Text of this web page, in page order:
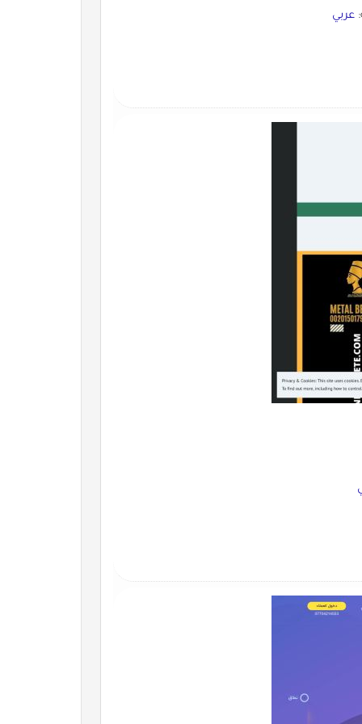
عربي